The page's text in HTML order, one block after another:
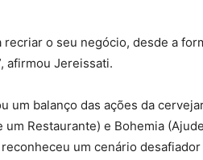
o seu negócio, desde a
afirmou Jereissati.
um balanço das ações da
Restaurante) e Bohemia
um cenário